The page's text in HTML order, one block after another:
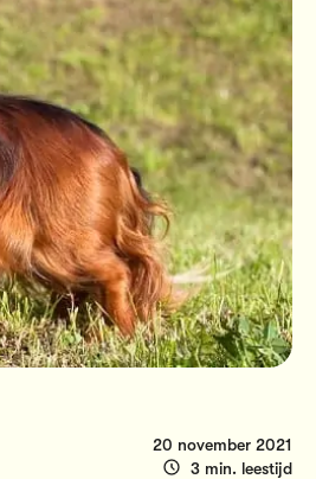
20 november 2021
3 min. leestijd